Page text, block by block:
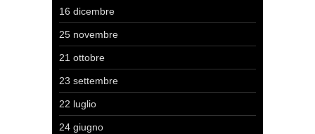
16 dicembre
25 novembre
21 ottobre
23 settembre
22 luglio
24 giugno